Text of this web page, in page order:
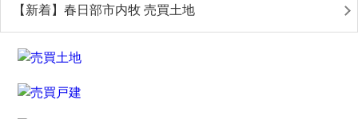
【新着】春日部市内牧 売買土地